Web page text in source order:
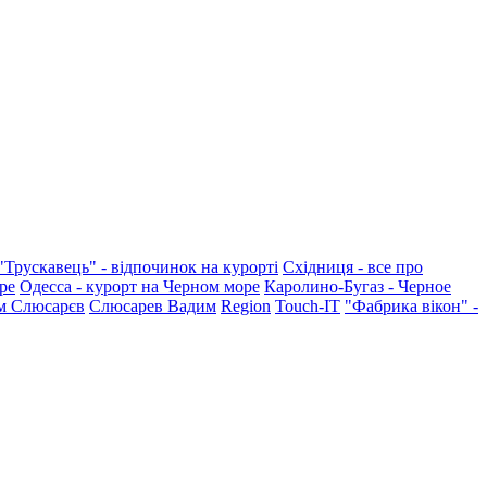
- відпочинок на курорті Східниця - все про
Одесса - курорт на Черном море Каролино-Бугаз - Черное
Слюсарєв Слюсарев Вадим Region Touch-IT "Фабрика вікон" -